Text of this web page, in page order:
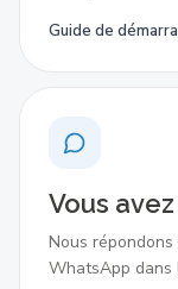
Guide de
Vous
Nous
WhatsApp dans